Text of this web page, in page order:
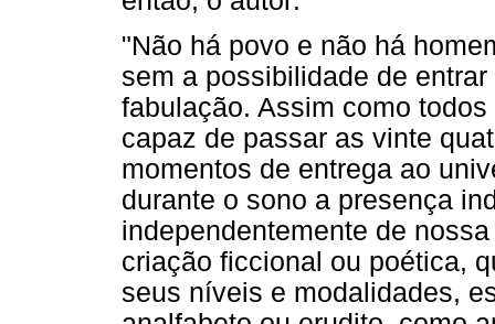
"Não há povo e não há
sem a possibilidade de
fabulação. Assim como
capaz de passar as vinte
momentos de entrega ao
durante o sono a presença
independentemente de
criação ficcional ou poética,
seus níveis e modalidades,